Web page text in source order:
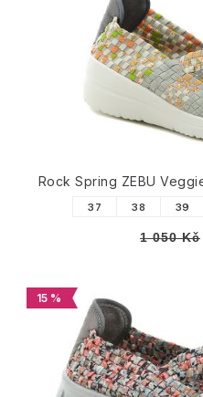
Rock Spring ZEBU
37 38 39
1 050 Kč
15 %